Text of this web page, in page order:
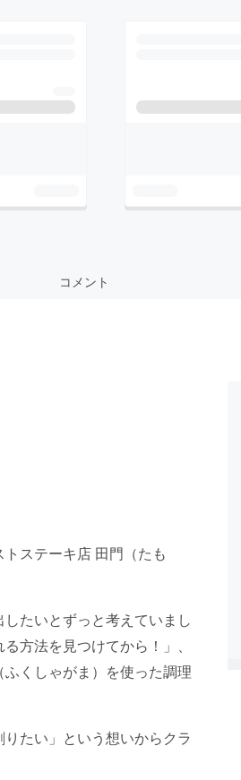
コメント
ステーキ店 田門（たも
たいとずっと考えていまし
方法を見つけてから！」、
くしゃがま）を使った調理
たい」という想いからクラ